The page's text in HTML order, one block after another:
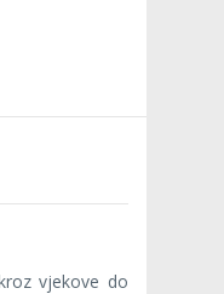
vjekove do